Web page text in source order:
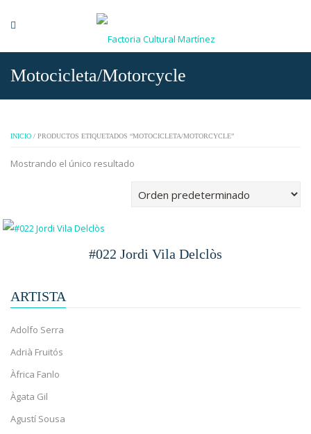
Motocicleta/Motorcycle
INICIO / PRODUCTOS ETIQUETADOS “MOTOCICLETA/MOTORCYCLE”
Mostrando el único resultado
#022 Jordi Vila Delclòs
ARTISTA
Adolfo Serra
Adrià Fruitós
Àfrica Fanlo
Àgata Gil
Agustí Sousa